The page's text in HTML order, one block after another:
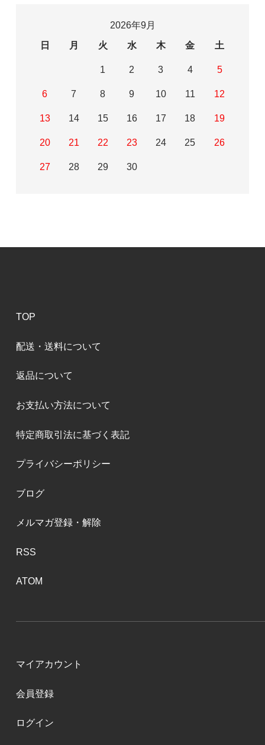
2026年9月
日
月 火 水 木 金 土
1 2 3 4 5
6 7 8 9 10 11 12
13 14 15 16 17 18 19
20 21 22 23 24 25 26
27 28 29 30
TOP
配送・送料について
返品について
お支払い方法について
特定商取引法に基づく表記
プライバシーポリシー
ブログ
メルマガ登録・解除
RSS
ATOM
マイアカウント
会員登録
ログイン